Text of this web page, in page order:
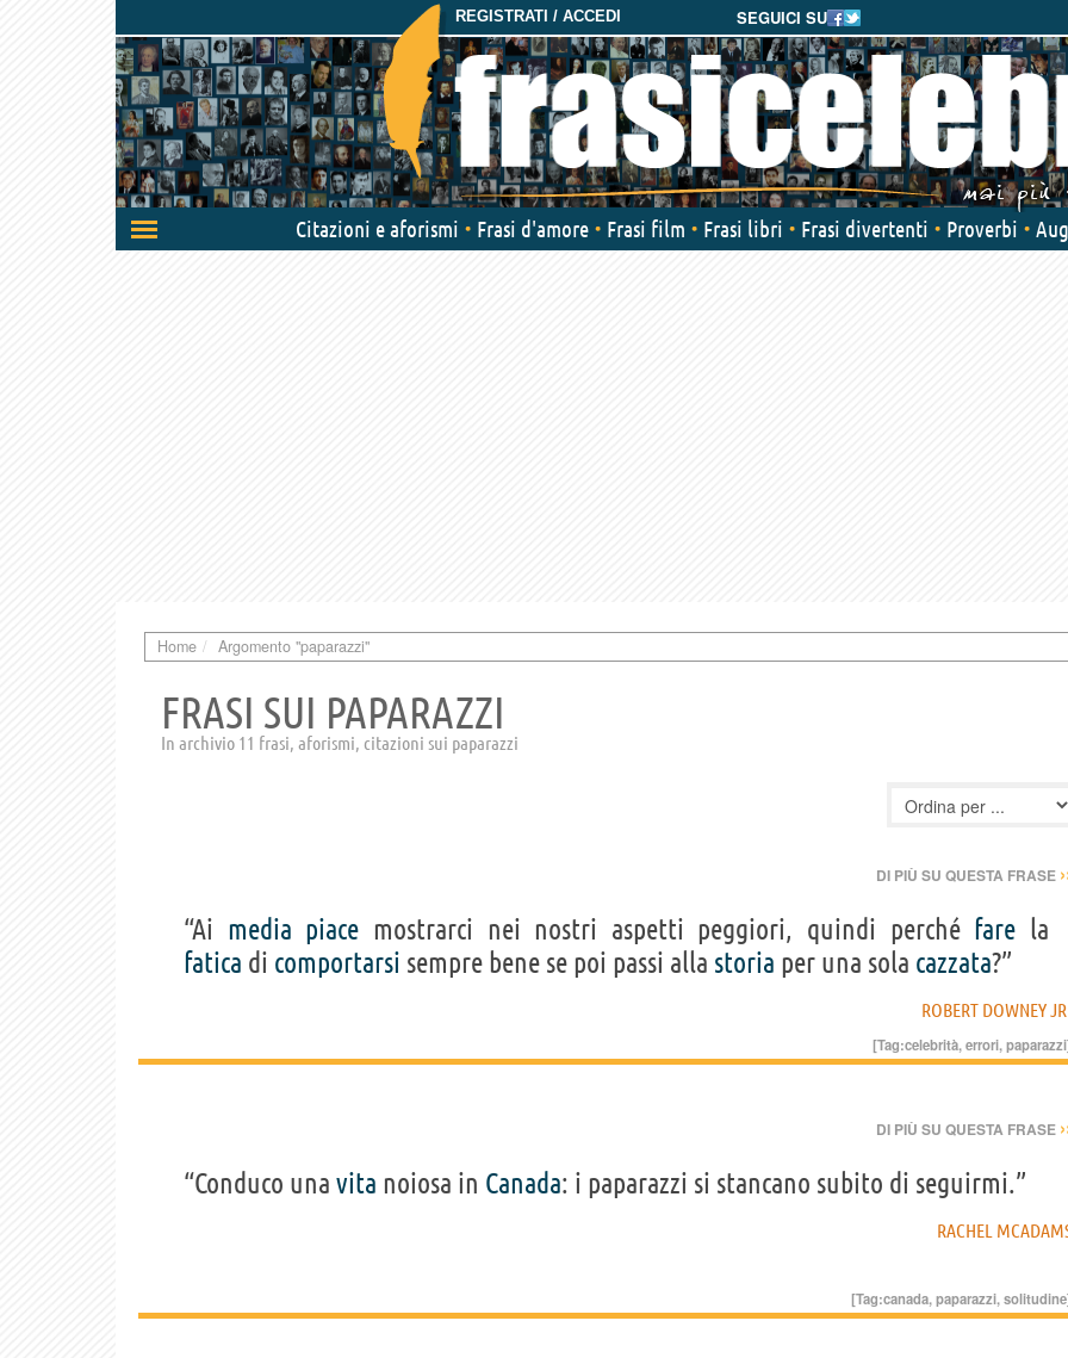
SEGUICI SU
REGISTRATI / ACCEDI
Attiva/disattiva
navigazione
Citazioni e aforismi Frasi d'amore Frasi film Frasi libri Frasi divertenti Proverbi
Home Argomento "paparazzi"
FRASI SUI PAPARAZZI
In archivio 11 frasi, aforismi, citazioni sui paparazzi
DI PIÙ SU QUESTA FRASE
“Ai media piace mostrarci nei nostri aspetti peggiori, quindi perché fare la
fatica di comportarsi sempre bene se poi passi alla storia per una sola cazzata?”
ROBERT DOWNEY
[Tag:celebrità,errori,paparazzi
DI PIÙ SU QUESTA FRASE
“Conduco una vita noiosa in Canada: i paparazzi si stancano subito di seguirmi.”
RACHEL
[Tag:canada,paparazzi,solitudine